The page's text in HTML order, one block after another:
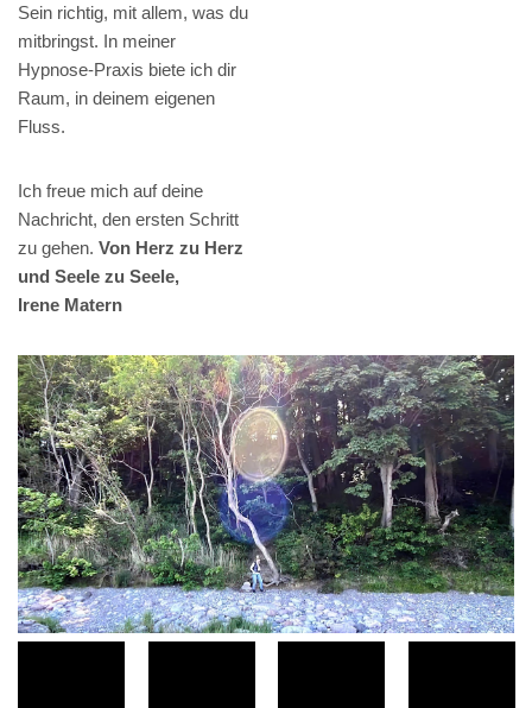
Sein richtig, mit allem, was du
mitbringst. In meiner
Hypnose-Praxis biete ich dir
Raum, in deinem eigenen
Fluss.
Ich freue mich auf deine
Nachricht, den ersten Schritt
zu gehen. Von Herz zu Herz
und Seele zu Seele,
Irene Matern